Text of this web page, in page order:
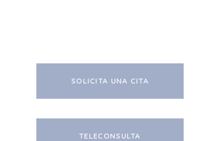
SOLICITA UNA CITA
TELECONSULTA